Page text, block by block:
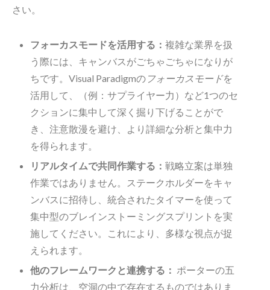
さい。
フォーカスモードを活用する： 複雑な業界を扱
う際には、キャンバスがごちゃごちゃになりが
ちです。Visual Paradigmの フォーカスモードを
活用して、（例：サプライヤー力）など1つのセ
クションに集中して深く掘り下げることがで
き、注意散漫を避け、より詳細な分析と集中力
を得られます。
リアルタイムで共同作業する： 戦略立案は単独
作業ではありません。ステークホルダーをキャ
ンバスに招待し、統合されたタイマーを使って
集中型のブレインストーミングスプリントを実
施してください。これにより、多様な視点が捉
えられます。
他のフレームワークと連携する： ポーターの五
力分析は、空洞の中で存在するものではありま